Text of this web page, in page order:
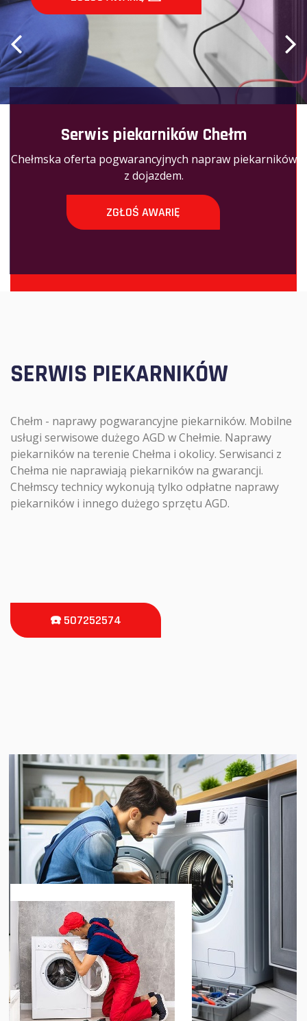
Serwis piekarników Chełm
Chełmska oferta pogwarancyjnych napraw piekarników
z dojazdem.
ZGŁOŚ AWARIĘ
SERWIS PIEKARNIKÓW
Chełm - naprawy pogwarancyjne piekarników. Mobilne
usługi serwisowe dużego AGD w Chełmie. Naprawy
piekarników na terenie Chełma i okolicy. Serwisanci z
Chełma nie naprawiają piekarników na gwarancji.
Chełmscy technicy wykonują tylko odpłatne naprawy
piekarników i innego dużego sprzętu AGD.
☎️ 507252574